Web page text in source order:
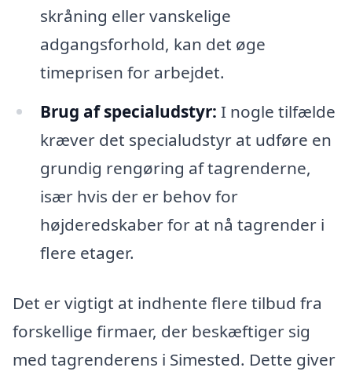
skråning eller vanskelige
adgangsforhold, kan det øge
timeprisen for arbejdet.
Brug af specialudstyr: I nogle tilfælde
kræver det specialudstyr at udføre en
grundig rengøring af tagrenderne,
især hvis der er behov for
højderedskaber for at nå tagrender i
flere etager.
Det er vigtigt at indhente flere tilbud fra
forskellige firmaer, der beskæftiger sig
med tagrenderens i Simested. Dette giver